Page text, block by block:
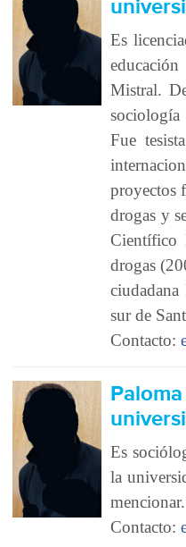
Es
Mistral.
Fue
proyectos
drogas y
Científico
drogas
sur de
Contacto:
Es
la
Contacto: